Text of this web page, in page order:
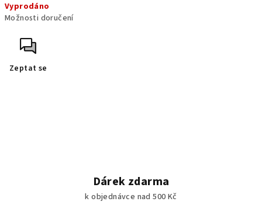
cena:
Vyprodáno
Možnosti doručení
Zeptat se
Dárek zdarma
k objednávce nad 500 Kč